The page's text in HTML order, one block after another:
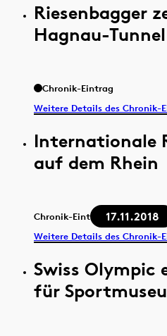
Riesenbagger
Hagnau-Tunnel
Chronik-Eintrag
Weitere Details des Chronik-
Internationale
auf dem Rhein
Chronik-Eintrag 17.11.2018
Weitere Details des Chronik-
Swiss Olympic
für